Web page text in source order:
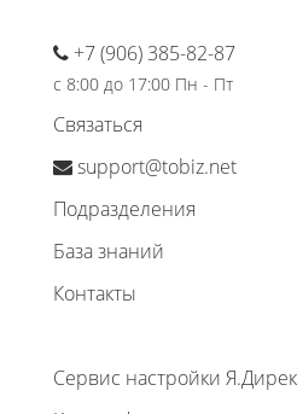
+7 (906) 385-82-87
с 8:00 до 17:00 Пн - Пт
Связаться
support@tobiz.net
Подразделения
База знаний
Контакты
Сервис настройки